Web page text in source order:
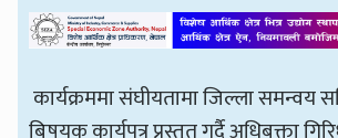
कार्यक्रममा संघीयतामा जिल्ला समन्वय